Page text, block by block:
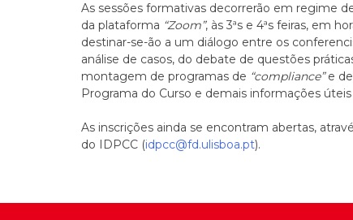
As sessões formativas decorrerão em regime
da plataforma “Zoom”, às 3ªs e 4ªs feiras, em
destinar-se-ão a um diálogo entre os
análise de casos, do debate de questões
montagem de programas de “compliance”e de
Programa do Curso e demais informações
As inscrições ainda se encontram abertas,
do IDPCC (idpcc@fd.ulisboa.pt).